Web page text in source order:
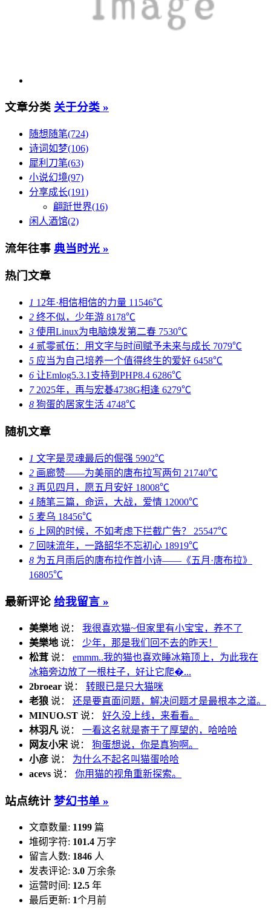
文章分类 关于分类 »
随想随笔(724)
诗词如梦(106)
犀利刀笔(63)
小说幻境(97)
分享成长(191)
翩跹世界(16)
闲人酒馆(2)
流年往事 典当时光 »
热门文章
1 12年·相信相信的力量 11546℃
2 终不似，少年游 8178℃
3 使用Linux为电脑焕发第二春 7530℃
4 贰零贰伍：用文字与时间赋予未来与成长 7079℃
5 应当为自己培养一个值得终生的爱好 6458℃
6 让Emlog5.3.1支持到PHP8.4 6286℃
72025年，再与宏碁4738G相逢 6279℃
8 狗蛋的居家生活 4748℃
随机文章
1 文字是灵魂最后的倔强 5902℃
2 画廊赞——为美丽的唐布拉写两句 21740℃
3 再见四月，愿五月安好 18008℃
4 随笔三篇，命运，大战，爱情 12000℃
5 麦乌 18456℃
6 上网的时候，不如考虑下拦截广告？ 25547℃
7回味流年，一路韶华不忘初心 18919℃
8 为五月雨后的唐布拉作首小诗——《五月·唐布拉》
16805℃
最新评论 给我留言 »
美樂地 说： 我很喜欢猫~但家里有小宝宝，养不了
美樂地 说： 少年，那是我们回不去的昨天！
松茸 说： emmm..我的猫也喜欢睡冰箱顶上，为此我在
冰箱旁边放了一根柱子，好让它爬�...
2broear 说： 转眼已是只大猫咪
老狼 说： 还是要直面问题，解决问题才是最根本之道。
MINUO.ST 说： 好久没上线，来看看。
林羽凡 说： 一看这名就是寄于了厚望的，哈哈哈
网友小宋 说： 狗蛋想说，你是真狗啊。
小彦 说： 为什么不起名叫猫蛋哈哈
acevs 说： 你用猫的视角重新探索。
站点统计 梦幻书单 »
文章数量: 1199 篇
堆砌字符: 101.4 万字
留言人数: 1846 人
发表评论: 3.0 万余条
运营时间: 12.5 年
最后更新: 1个月前